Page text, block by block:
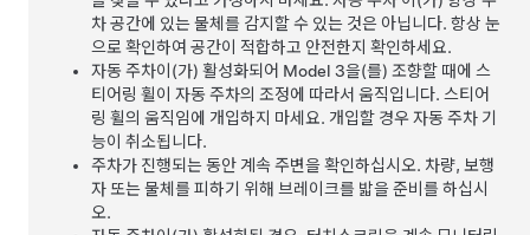
차 공간에 있는 물체를 감지할 수 있는 것은 아닙니다. 항상 눈
으로 확인하여 공간이 적합하고 안전한지 확인하세요.
자동 주차이(가) 활성화되어 Model 3을(를) 조향할 때에 스
티어링 휠이자동 주차의 조정에 따라서 움직입니다. 스티어
링 휠의 움직임에 개입하지 마세요. 개입할 경우자동 주차 기
능이 취소됩니다.
주차가 진행되는 동안 계속 주변을 확인하십시오. 차량, 보행
자 또는 물체를 피하기 위해 브레이크를 밟을 준비를 하십시
오.